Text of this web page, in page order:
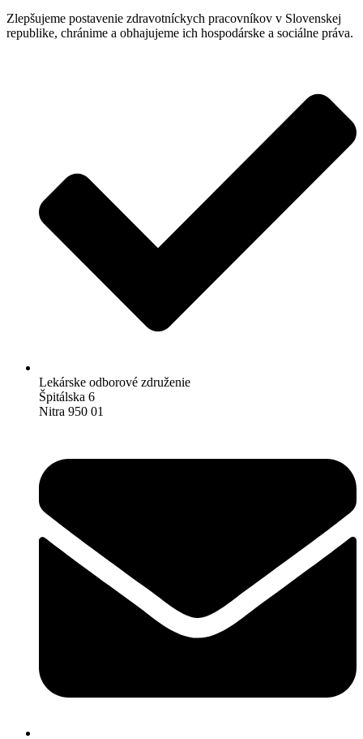
Zlepšujeme postavenie zdravotníckych pracovníkov v Slovenskej
republike, chránime a obhajujeme ich hospodárske a sociálne práva.
Lekárske odborové združenie
Špitálska 6
Nitra 950 01